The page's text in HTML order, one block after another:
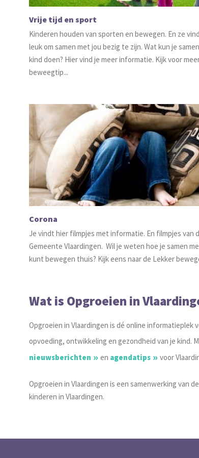
Vrije tijd en sport
Kinderen houden van sporten en bewegen. En ze
leuk om samen met jou bezig te zijn. Wat kun je
kind doen? Hier vind je meer informatie. Kijk voor
beweegtip...
Corona
Je vindt hier filmpjes met informatie. En filmpjes van
Gemeente Vlaardingen. Wil je weten hoe je samen
kunt bewegen thuis? Kijk eens naar de Lekker
Wat is Opgroeien in
Opgroeien in Vlaardingen is dé online informatieplek
opvoeding, ontwikkeling en gezondheid van je kind.
nieuwsberichten
en agendatips voor
Opgroeien in Vlaardingen is een samenwerking van
kinderen in Vlaardingen.